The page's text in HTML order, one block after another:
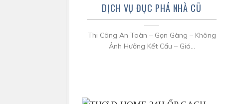
DỊCH VỤ ĐỤC PHÁ NHÀ CŨ
Thi Công An Toàn – Gọn Gàng – Không
Ảnh Hưởng Kết Cấu – Giá...